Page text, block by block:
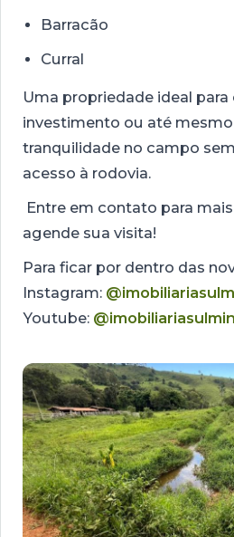
Barracão
Curral
Uma propriedade ideal para
investimento ou até
tranquilidade no campo
acesso à rodovia.
Entre em contato para
agende sua visita!
Para ficar por dentro das
Instagram:
Youtube: